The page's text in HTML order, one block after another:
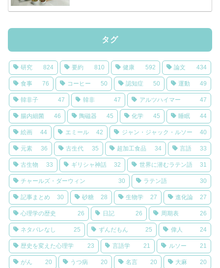
タグ
研究 824 要約 810 健康 592 論文 434
食事 76 コーヒー 50 認知症 50 運動 49
韓非子 47 韓非 47 アルツハイマー 47
腸内細菌 46 陶磁器 45 化学 45 睡眠 44
絵画 44 エミール 42 ジャン・ジャック・ルソー 40
元素 36 古生代 35 超加工食品 34 言語 33
古生物 33 ギリシャ神話 32 世界に潜むラテン語 31
チャールズ・ダーウィン 30 ラテン語 30
記事まとめ 30 砂糖 28 生物学 27 進化論 27
心理学の歴史 26 日記 26 周期表 26
ネタバレなし 25 ずんだもん 25 偉人 24
歴史を変えた心理学 23 言語学 21 ルソー 21
がん 20 うつ病 20 名言 20 大麻 20